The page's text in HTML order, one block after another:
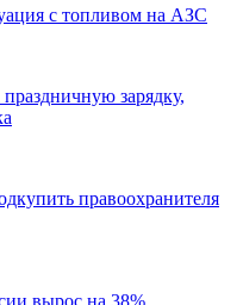
с топливом на АЗС
зарядку,
правоохранителя
вырос на 38%